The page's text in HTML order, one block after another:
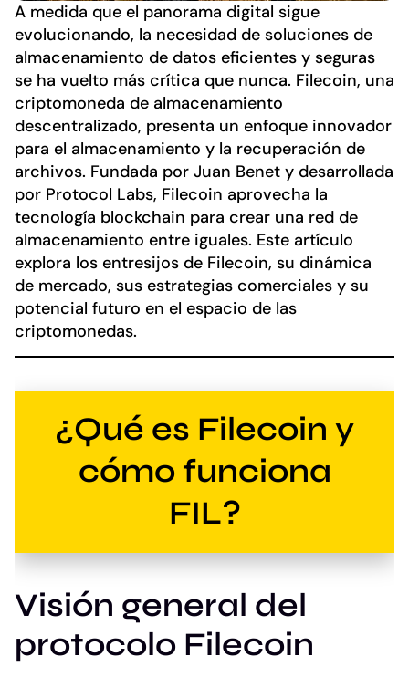
A medida que el panorama digital sigue
evolucionando, la necesidad de soluciones de
almacenamiento de datos eficientes y seguras
se ha vuelto más crítica que nunca. Filecoin, una
criptomoneda de almacenamiento
descentralizado, presenta un enfoque innovador
para el almacenamiento y la recuperación de
archivos. Fundada por Juan Benet y desarrollada
por Protocol Labs, Filecoin aprovecha la
tecnología blockchain para crear una red de
almacenamiento entre iguales. Este artículo
explora los entresijos de Filecoin, su dinámica
de mercado, sus estrategias comerciales y su
potencial futuro en el espacio de las
criptomonedas.
¿Qué es Filecoin y
cómo funciona
FIL?
Visión general del
protocolo Filecoin